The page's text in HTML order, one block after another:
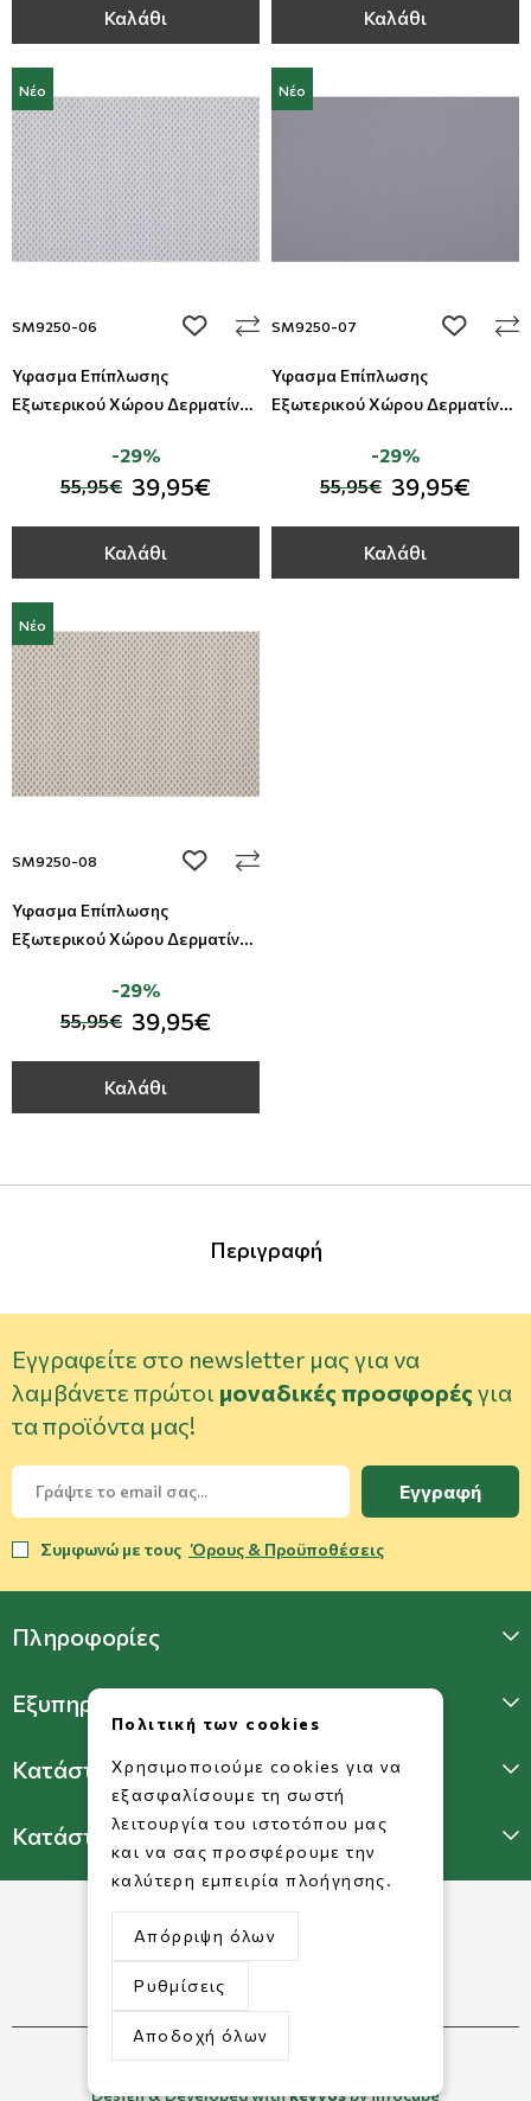
Καλάθι Καλάθι
Νέο
SM9250-06 add to wishlist
Ύφασμα Επίπλωσης
Εξωτερικού Χώρου Δερματίνη
55,95€ 39,95€
-29%
Καλάθι
Νέο
SM9250-07 add to
Ύφασμα Επίπλωσης
Εξωτερικού Χώρου Δερματίνη
55,95€ 39,95€
-29%
Καλάθι
Νέο
SM9250-08 add to wishlist
Ύφασμα Επίπλωσης
Εξωτερικού Χώρου Δερματίνη
55,95€ 39,95€
-29%
Καλάθι
Περιγραφή
Εγγραφείτε στο newsletter μας για να
λαμβάνετε πρώτοι μοναδικές προσφορές για
τα προϊόντα μας!
Εγγραφή
Συμφωνώ με τους Όρους & Προϋποθέσεις
Πληροφορίες
Εξυπηρέτηση Πελατών
Κατάστημα Γλυφάδας
Κατάστημα Πατησίων
©2026 Copyright www.dorkofikis.gr.
Design & Developed withkeyvosby infocube
Πολιτική των cookies
Χρησιμοποιούμε cookies για να
εξασφαλίσουμε τη σωστή
λειτουργία του ιστοτόπου μας
και να σας προσφέρουμε την
καλύτερη εμπειρία πλοήγησης.
Απόρριψη όλων
Ρυθμίσεις
Αποδοχή όλων